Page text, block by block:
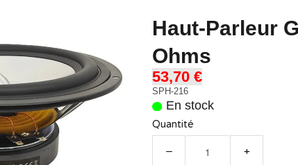
Haut-Parleur
Ohms
53,70 €
SPH-216
En stock
Quantité
− +